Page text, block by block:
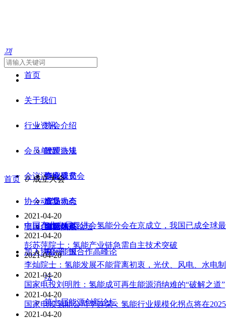
끠
首页
关于我们
协会介绍
管理办法
专家委员会
行业资讯
政策法规
产业研究
市场动态
国际热点
会员单位
协会成员
会员动态
会员风采
会议活动
成立大会
电氢体系论坛
中阿能源合作高峰论
坛
第七届能源创新论坛
协会动态
协会动态
电 子 报
项目合作
加入协会
首页 ꄲ 成立大会
2021-04-20
中国产业发展促进会氢能分会在京成立，我国已成全球
2021-04-20
彭苏萍院士：氢能产业链急需自主技术突破
2021-04-20
李灿院士：氢能发展不能背离初衷，光伏、风电、水电
2021-04-20
国家电投刘明胜：氢能成可再生能源消纳难的“破解之道”
2021-04-20
国家电投氢能公司李连荣：氢能行业规模化拐点将在
2021-04-20